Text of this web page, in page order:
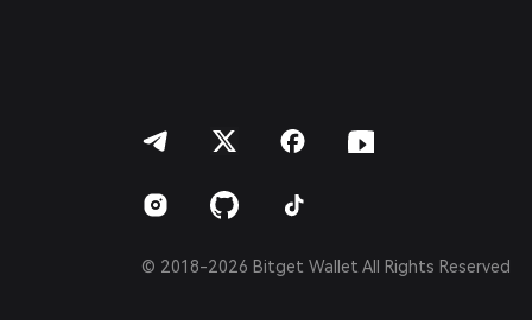
© 2018-2026 Bitget Wallet All Rights Reserved